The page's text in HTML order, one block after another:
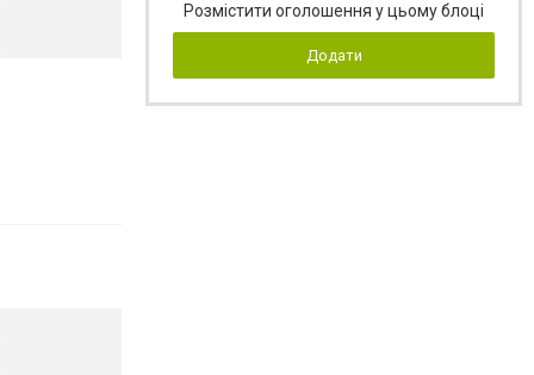
Розмістити оголошення у цьому блоці
Додати